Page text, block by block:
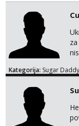
Kategorija: Sugar Daddy